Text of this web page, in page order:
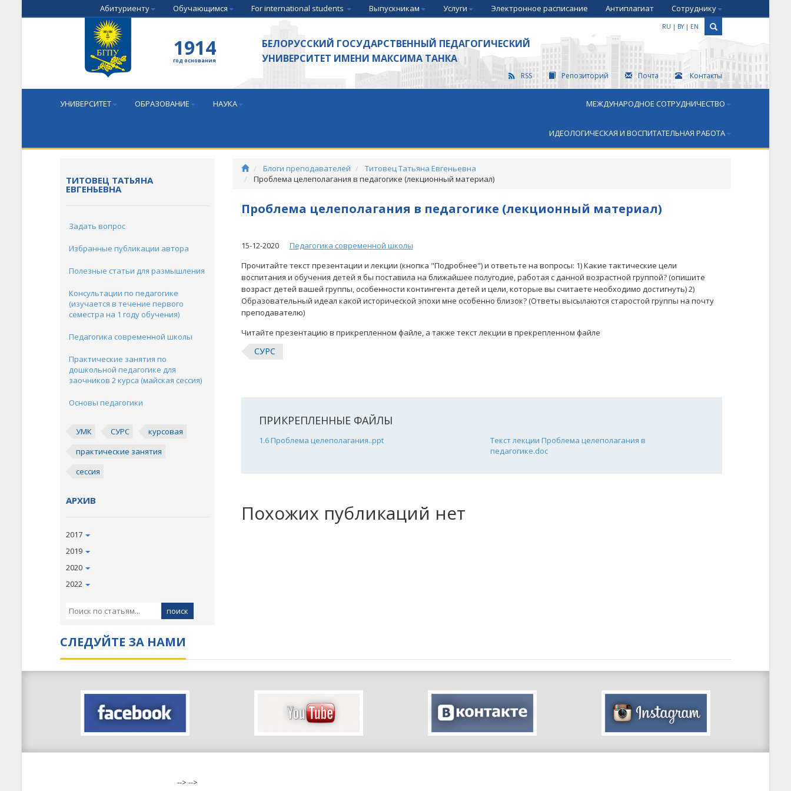
Абитуриенту Обучающимся For international students Выпускникам Услуги Электронное расписание Антиплагиат Сотруднику
1914
год основания
БЕЛОРУССКИЙ ГОСУДАРСТВЕННЫЙ ПЕДАГОГИЧЕСКИЙ
УНИВЕРСИТЕТ ИМЕНИ МАКСИМА ТАНКА
RU | BY | EN
RSS Репозиторий Почта Контакты
УНИВЕРСИТЕТ ОБРАЗОВАНИЕ НАУКА МЕЖДУНАРОДНОЕ СОТРУДНИЧЕСТВО
ИДЕОЛОГИЧЕСКАЯ И ВОСПИТАТЕЛЬНАЯ РАБОТА
ТИТОВЕЦ ТАТЬЯНА
ЕВГЕНЬЕВНА
Задать вопрос
Избранные публикации автора
Полезные статьи для размышления
Консультации по педагогике
(изучается в течение первого
семестра на 1 году обучения)
Педагогика современной школы
Практические занятия по
дошкольной педагогике для
заочников 2 курса (майская сессия)
Основы педагогики
УМК СУРС
курсовая
практические занятия
сессия
АРХИВ
2017
2019
2020
2022
Блоги преподавателей
Титовец Татьяна Евгеньевна
Проблема целеполагания в педагогике (лекционный материал)
Проблема целеполагания в педагогике (лекционный материал)
15-12-2020
Педагогика современной школы
Прочитайте текст презентации и лекции (кнопка "Подробнее") и ответьте на вопросы: 1) Какие тактические цели
воспитания и обучения детей я бы поставила на ближайшее полугодие, работая с данной возрастной группой? (опишите
возраст детей вашей группы, особенности контингента детей и цели, которые вы считаете необходимо достигнуть) 2)
Образовательный идеал какой исторической эпохи мне особенно близок? (Ответы высылаются старостой группы на почту
преподавателю)
Читайте презентацию в прикрепленном файле, а также текст лекции в прекрепленном файле
СУРС
ПРИКРЕПЛЕННЫЕ ФАЙЛЫ
1.6 Проблема целеполагания..ppt
Текст лекции Проблема целеполагания в
педагогике.doc
Похожих публикаций нет
СЛЕДУЙТЕ ЗА НАМИ
--> -->